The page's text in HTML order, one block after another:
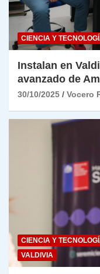
CIENCIA Y
Instalan en
avanzado de
30/10/2025 Vocero
CIENCIA Y
VALDIVIA